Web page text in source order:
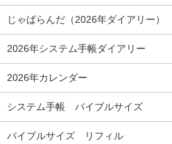
じゃばらんだ（2026年ダイアリー）
2026年システム手帳ダイアリー
2026年カレンダー
システム手帳 バイブルサイズ
バイブルサイズ リフィル